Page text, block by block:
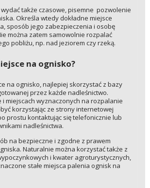
także czasowe, pisemne pozwolenie
Określa wtedy dokładne miejsce
sposób jego zabezpieczenia i osobę
można zatem samowolnie rozpalać
pobliżu, np. nad jeziorem czy rzeką.
na ognisko?
na ognisko, najlepiej skorzystać z bazy
przez każde nadleśnictwo.
i miejscach wyznaczonych na rozpalanie
korzystając ze strony internetowej
prostu kontaktując się telefonicznie lub
nadleśnictwa.
na bezpieczne i zgodne z prawem
Naturalnie można korzystać także z
i kwater agroturystycznych,
stałe miejsca palenia ognisk na